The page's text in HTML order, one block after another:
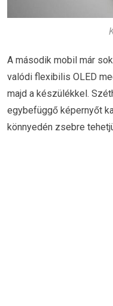
A második mobil már
valódi flexibilis OLED
majd a készülékkel.
egybefüggő képernyőt
könnyedén zsebre